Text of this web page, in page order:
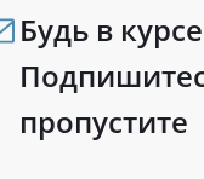
Будь в
пропустите